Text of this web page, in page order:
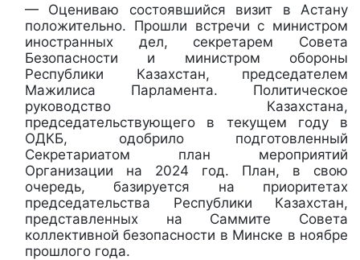
— Оцениваю состоявшийся визит в Астану
положительно. Прошли встречи с министром
иностранных дел, секретарем Совета
Безопасности и министром обороны
Республики Казахстан, председателем
Мажилиса Парламента. Политическое
руководство Казахстана,
председательствующего в текущем году в
ОДКБ, одобрило подготовленный
Секретариатом план мероприятий
Организации на 2024 год. План, в свою
очередь, базируется на приоритетах
председательства Республики Казахстан,
представленных на Саммите Совета
коллективной безопасности в Минске в ноябре
прошлого года.